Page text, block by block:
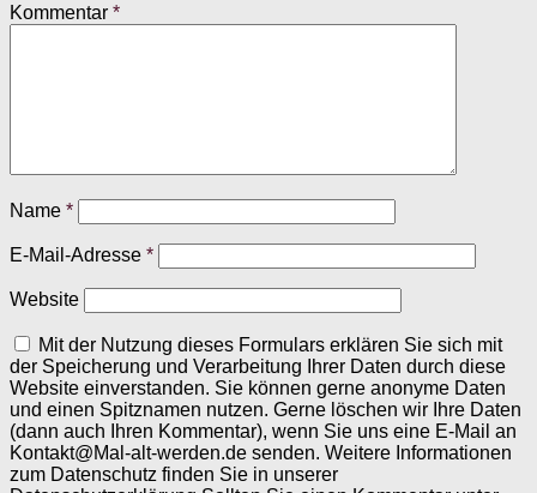
Kommentar *
Name *
E-Mail-Adresse *
Website
Mit der Nutzung dieses Formulars erklären Sie sich mit
der Speicherung und Verarbeitung Ihrer Daten durch diese
Website einverstanden. Sie können gerne anonyme Daten
und einen Spitznamen nutzen. Gerne löschen wir Ihre Daten
(dann auch Ihren Kommentar), wenn Sie uns eine E-Mail an
Kontakt@Mal-alt-werden.de senden. Weitere Informationen
zum Datenschutz finden Sie in unserer